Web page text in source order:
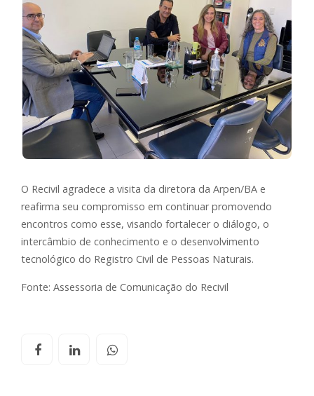
O Recivil agradece a visita da diretora da Arpen/BA e
reafirma seu compromisso em continuar promovendo
encontros como esse, visando fortalecer o diálogo, o
intercâmbio de conhecimento e o desenvolvimento
tecnológico do Registro Civil de Pessoas Naturais.
Fonte: Assessoria de Comunicação do Recivil